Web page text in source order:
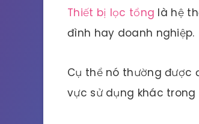
Thiết bị lọc tổng là hệ
đình hay doanh nghiệp.
Cụ thể nó thường được
vực sử dụng khác trong